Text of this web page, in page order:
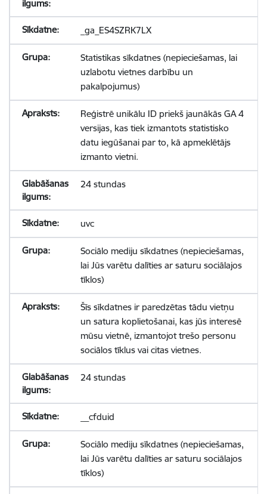
_ga_ES4SZRK7LX
Statistikas sīkdatnes (nepieciešamas, lai
uzlabotu vietnes darbību un
pakalpojumus)
Reģistrē unikālu ID priekš jaunākās GA 4
versijas, kas tiek izmantots statistisko
datu iegūšanai par to, kā apmeklētājs
izmanto vietni.
24 stundas
uvc
Sociālo mediju sīkdatnes (nepieciešamas,
lai Jūs varētu dalīties ar saturu sociālajos
tīklos)
Šīs sīkdatnes ir paredzētas tādu vietņu
un satura koplietošanai, kas jūs interesē
mūsu vietnē, izmantojot trešo personu
sociālos tīklus vai citas vietnes.
24 stundas
__cfduid
Sociālo mediju sīkdatnes (nepieciešamas,
lai Jūs varētu dalīties ar saturu sociālajos
tīklos)